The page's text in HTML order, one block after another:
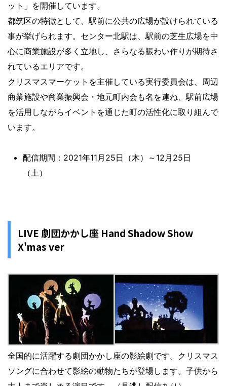
ット」を開催しています。
都筑区の特徴として、駅前に公共の広場が設けられている
事が挙げられます。センター北駅は、駅前の芝生広場を中
心に商業施設が多く立地し、さらなる賑わい作りが期待さ
れているエリアです。
クリスマスマーケットを主催している実行委員会は、周辺
商業施設や商業振興会・地元町内会も名を連ね、駅前広場
を活用しながらイベントを通じた町の活性化に取り組んで
います。
配信期間：2021年11月25日（木）～12月25日
（土）
LIVE 劇団かかし座 Hand Shadow Show
X'mas ver
全国的に活躍する劇団かかし座の影絵劇です。クリスマス
ソングに合わせて影絵の動物たちが登場します。子供から